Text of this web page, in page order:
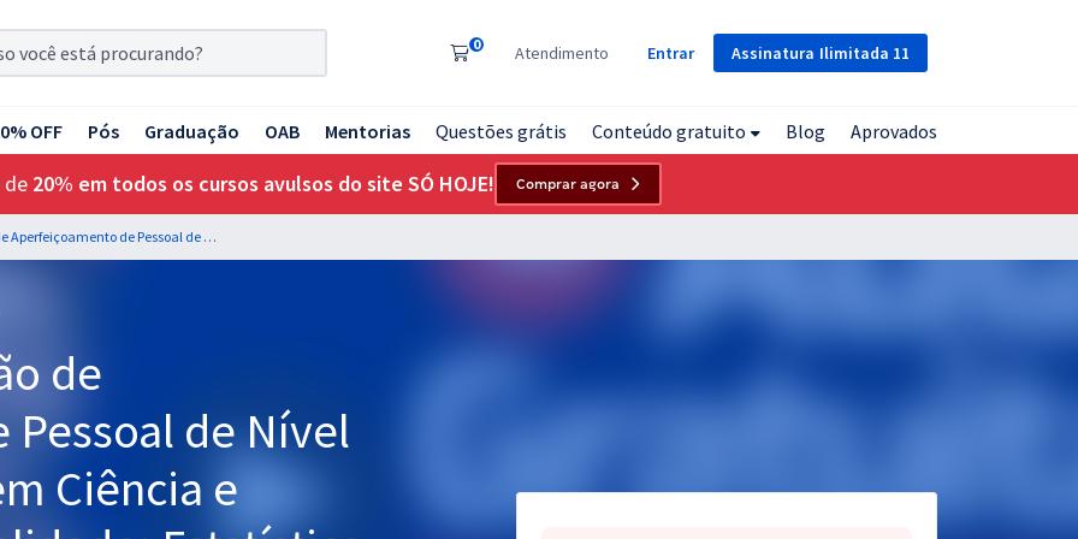
Assinatura Ilimitada 11
0 Atendimento Entrar
OFF Pós Graduação OAB Mentorias Questões grátis Conteúdo gratuito Blog Aprovados
de 20% em todos os cursos avulsos do site SÓ HOJE! Comprar agora
CAPES - Coordenação de Aperfeiçoamento de Pessoal de Nível Superior - Analista em Ciência e Tecnologia - Especialidade: Estatística
de
de Nível
Ciência e